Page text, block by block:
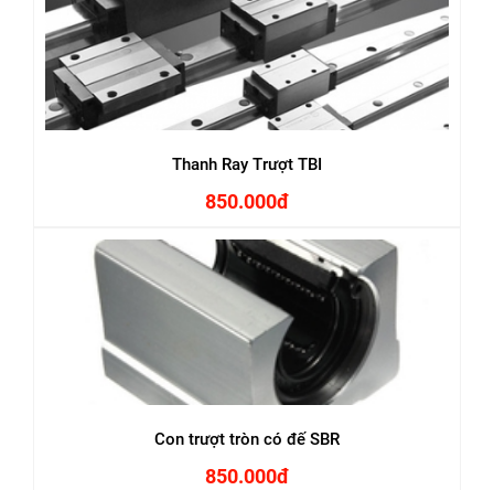
Thanh Ray Trượt TBI
850.000đ
Con trượt tròn có đế SBR
850.000đ